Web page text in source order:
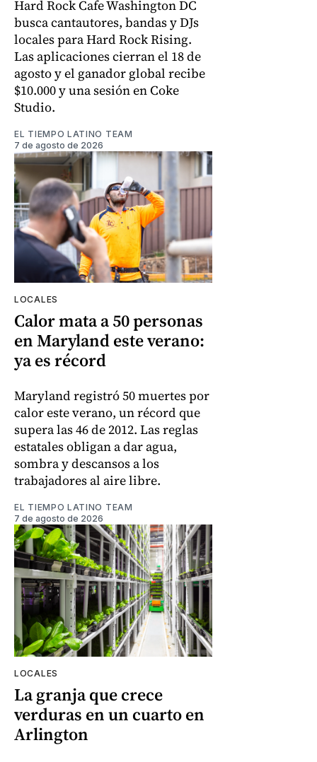
Hard Rock Cafe Washington DC
busca cantautores, bandas y DJs
locales para Hard Rock Rising.
Las aplicaciones cierran el 18 de
agosto y el ganador global recibe
$10.000 y una sesión en Coke
Studio.
EL TIEMPO LATINO TEAM
7 de agosto de 2026
LOCALES
Calor mata a 50 personas
en Maryland este verano:
ya es récord
Maryland registró 50 muertes por
calor este verano, un récord que
supera las 46 de 2012. Las reglas
estatales obligan a dar agua,
sombra y descansos a los
trabajadores al aire libre.
EL TIEMPO LATINO TEAM
7 de agosto de 2026
LOCALES
La granja que crece
verduras en un cuarto en
Arlington